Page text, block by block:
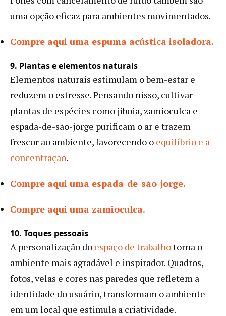
uma opção eficaz para ambientes movimentados.
Compre aqui uma espuma acústica isoladora.
9. Plantas e elementos naturais
Elementos naturais estimulam o bem-estar e
reduzem o estresse. Pensando nisso, cultivar
plantas de espécies como jiboia, zamioculca e
espada-de-são-jorge purificam o ar e trazem
frescor ao ambiente, favorecendo o equilíbrio e a
concentração.
Compre aqui uma espada-de-são-jorge.
Compre aqui uma zamioculca.
10. Toques pessoais
A personalização do espaço de trabalhotorna o
ambiente mais agradável e inspirador. Quadros,
fotos, velas e cores nas paredes que refletem a
identidade do usuário, transformam o ambiente
em um local que estimula a criatividade.